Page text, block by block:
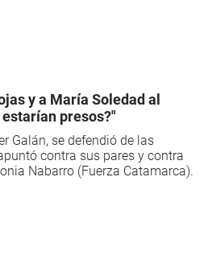
y a María Soledad al
presos?"
Galán, se defendió de las
contra sus pares y contra
Nabarro (Fuerza Catamarca).